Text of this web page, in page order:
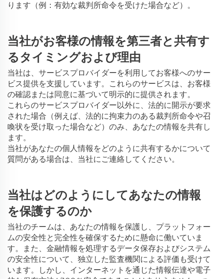
ります（例：有効な裁判所命令を受けた場合など）。
当社がお客様の情報を第三者と共有す
るタイミングおよび理由
当社は、サービスプロバイダーを利用してお客様へのサー
ビス提供を支援しています。これらのサービスは、お客様
の確認または同意に基づいて明示的に提供されます。
これらのサービスプロバイダー以外に、法的に開示が要求
された場合（例えば、法的に拘束力のある裁判所命令や召
喚状を受け取った場合など）のみ、あなたの情報を共有し
ます。
当社があなたの個人情報をどのように共有するかについて
質問がある場合は、当社にご連絡してください。
当社はどのようにしてあなたの情報
を保護するのか
当社のチームは、あなたの情報を保護し、プラットフォー
ムの安全性と完全性を確保するために懸命に働いていま
す。また、金融情報を処理するデータ保存およびシステム
の安全性について、独立した監査機関による評価も受けて
います。しかし、インターネットを通じた情報伝達や電子